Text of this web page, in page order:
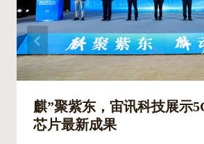
麒”聚紫东，宙讯科技展示
芯片最新成果